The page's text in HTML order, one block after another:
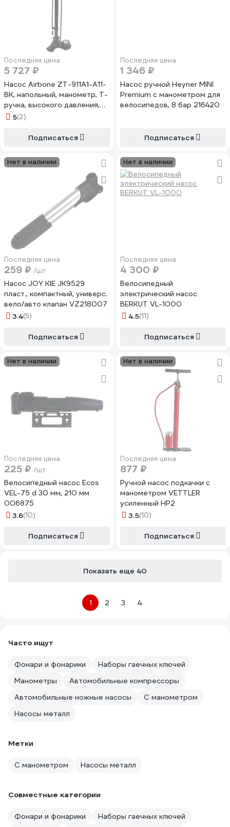
Последняя цена
5 727 ₽
Насос Airbone ZT-911A1-A11-
BK, напольный, манометр, Т-
ручка, высокого давления,
авто/вело, черный HQ-
5(2)
Подписаться
Последняя цена
1 346 ₽
Насос ручной Heyner MINI
Premium с манометром для
велосипедов, 8 бар 216420
Подписаться
Нет в наличии
Последняя цена
259 ₽ /шт
Насос JOY KIE JK9529
пласт., компактный, универс.
вело/авто клапан VZ218007
3.4(5)
Подписаться
Нет в наличии
Последняя цена
4 300 ₽
Велосипедный
электрический насос
BERKUT VL-1000
4.5(11)
Подписаться
Нет в наличии
Последняя цена
225 ₽ /шт
Велосипедный насос Ecos
VEL-75 d 30 мм, 210 мм
006875
3.6(10)
Подписаться
Нет в наличии
Последняя цена
877 ₽
Ручной насос подкачки с
манометром VETTLER
усиленный HP2
3.5(10)
Подписаться
Показать еще 40
1 2 3 4
Часто ищут
Фонари и фонарики
Наборы гаечных ключей
Манометры
Автомобильные компрессоры
Автомобильные ножные насосы
С манометром
Насосы металл
Метки
С манометром Насосы металл
Совместные категории
Фонари и фонарики
Наборы гаечных ключей